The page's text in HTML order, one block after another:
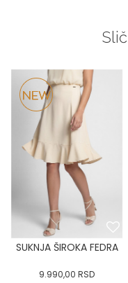
SUKNJA ŠIROKA FEDRA
9.990,00 RSD